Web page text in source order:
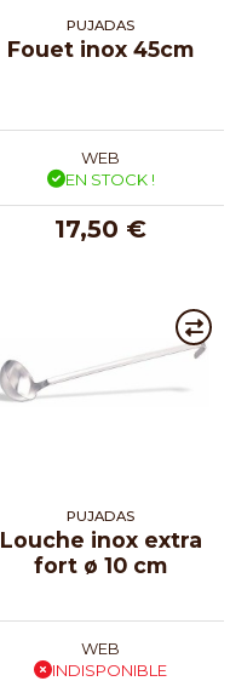
PUJADAS
Fouet inox 45cm
WEB
EN STOCK !
17,50 €
PUJADAS
Louche inox extra
fort ø 10 cm
WEB
INDISPONIBLE